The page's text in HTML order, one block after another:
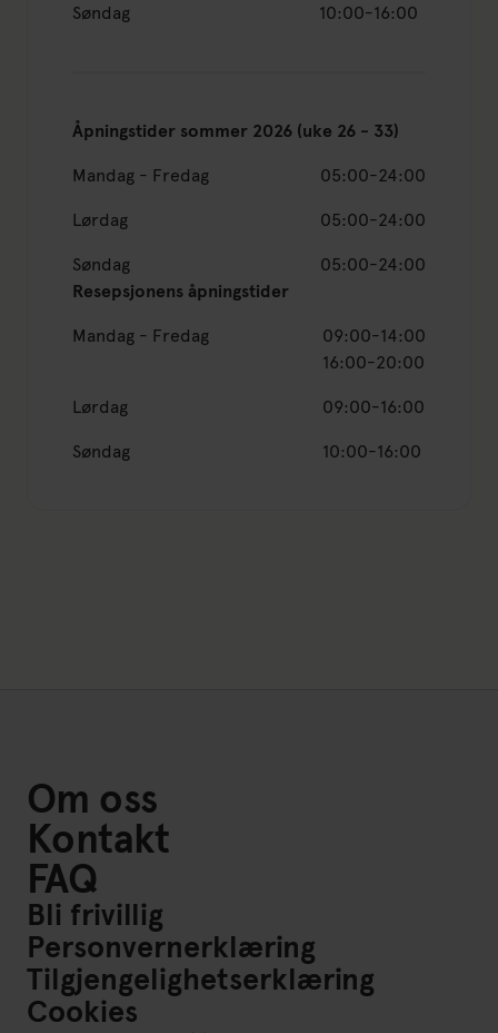
Søndag 10:00-16:00
Åpningstider sommer 2026 (uke 26 - 33)
Mandag - Fredag 05:00-24:00
Lørdag 05:00-24:00
Søndag
05:00-24:00
Resepsjonens åpningstider
Mandag - Fredag
09:00-14:00
16:00-20:00
Lørdag 09:00-16:00
Søndag 10:00-16:00
Om oss
Kontakt
FAQ
Bli frivillig
Personvernerklæring
Tilgjengelighetserklæring
Cookies